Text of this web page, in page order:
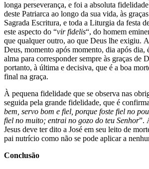
longa perseverança, e foi a absoluta
deste Patriarca ao longo da sua vida, às
Sagrada Escritura, e toda a Liturgia da festa
este aspecto do “vir fidelis“, do homem
que qualquer outro, ao que Deus lhe exigiu.
Deus, momento após momento, dia após dia,
alma para corresponder sempre às graças de
portanto, à última e decisiva, que é a boa
final na graça.
À pequena fidelidade que se observa nas
seguida pela grande fidelidade, que é
bem, servo bom e fiel, porque foste fiel no
fiel no muito; entrai no gozo do teu Senhor”.
Jesus deve ter dito a José em seu leito de
pai nutrício como não se pode aplicar a
Conclusão